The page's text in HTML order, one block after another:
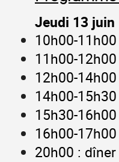
Jeudi 13 juin
10h00-
11h00-
12h00-
14h00-
15h30-
16h00-
20h00 : dîner